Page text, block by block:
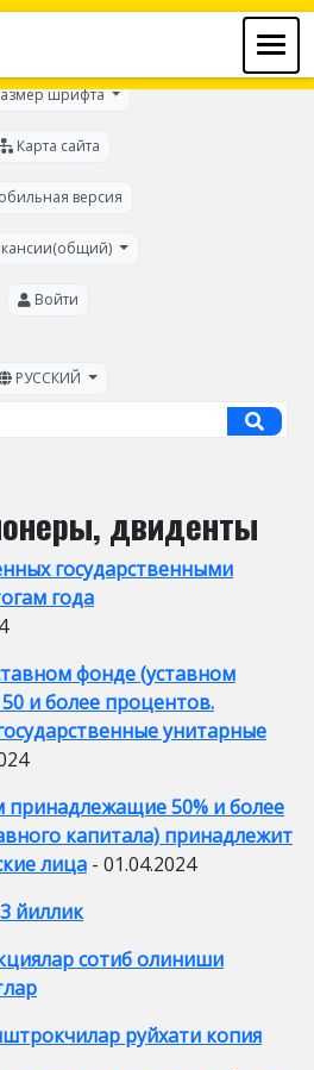
шрифта
Карта сайта
версия
Войти
РУССКИЙ
двиденты
государственными
года
фонде (уставном
и более процентов.
унитарные
принадлежащие 50% и более
капитала) принадлежит
лица - 01.04.2024
йиллик
сотиб олиниши
руйхати копия